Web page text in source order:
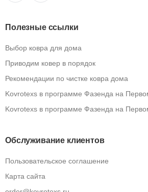
Полезные ссылки
Выбор ковра для дома
Приводим ковер в порядок
Рекомендации по чистке ковра дома
Kovrotexs в программе Фазенда на
Kovrotexs в программе Фазенда на
Обслуживание клиентов
Пользовательское соглашение
Карта сайта